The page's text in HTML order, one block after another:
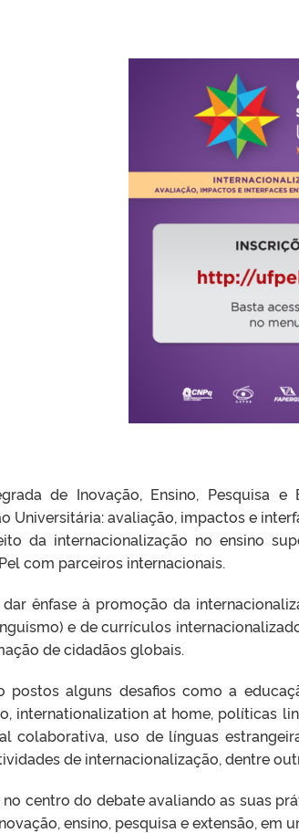
de Inovação, Ensino, Pesquisa
Universitária: avaliação, impactos e
da internacionalização no ensino
com parceiros internacionais.
dar ênfase à promoção da
e de currículos
de cidadãos globais.
postos alguns desafios como a
internationalization at home, políticas
colaborativa, uso de línguas
de internacionalização, dentre
centro do debate avaliando as suas
ensino, pesquisa e extensão,